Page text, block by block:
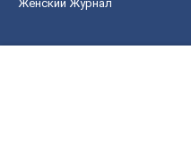
Женский Журнал